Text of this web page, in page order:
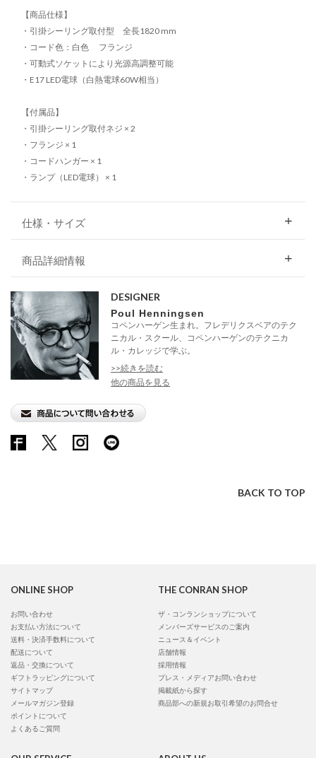
【商品仕様】
・引掛シーリング取付型 全長1820 mm
・コード色：白色 フランジ
・可動式ソケットにより光源高調整可能
・E17 LED電球（白熱電球60W相当）
【付属品】
・引掛シーリング取付ネジ × 2
・フランジ × 1
・コードハンガー × 1
・ランプ（LED電球） × 1
仕様・サイズ
商品詳細情報
DESIGNER
Poul Henningsen
コペンハーゲン生まれ。フレデリクスベアのテク
ニカル・スクール、コペンハーゲンのテクニカ
ル・カレッジで学ぶ。
>>続きを読む
他の商品を見る
BACK TO TOP
ONLINE SHOP
お問い合わせ
お支払い方法について
送料・決済手数料について
配送について
返品・交換について
ギフトラッピングについて
サイトマップ
メールマガジン登録
ポイントについて
よくあるご質問
THE CONRAN SHOP
ザ・コンランショップについて
メンバーズサービスのご案内
ニュース＆イベント
店舗情報
採用情報
プレス・メディアお問い合わせ
掲載紙から探す
商品部への新規お取引希望のお問合せ